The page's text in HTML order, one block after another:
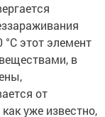
этот элемент
в
от
уже известно,